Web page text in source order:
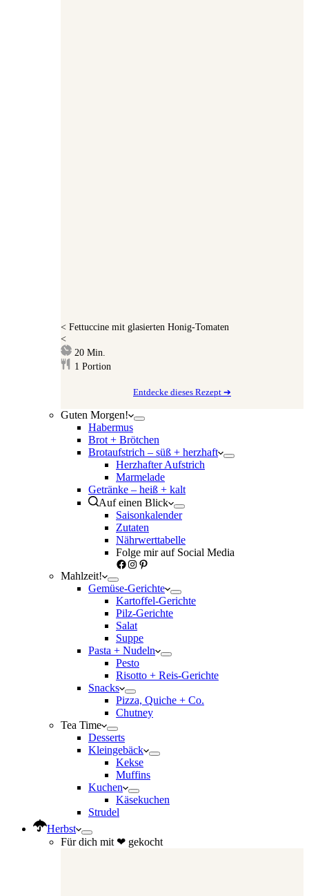
< Fettuccine mit glasierten Honig-Tomaten
<
20Minuten
Min.
1 Portion
Entdecke dieses Rezept ➔
Guten Morgen!
Habermus
Brot + Brötchen
Brotaufstrich – süß + herzhaft
Herzhafter Aufstrich
Marmelade
Getränke – heiß + kalt
Auf einen Blick
Saisonkalender
Zutaten
Nährwerttabelle
Folge mir auf Social Media
Facebook
Instagram
Pinterest
Mahlzeit!
Gemüse-Gerichte
Kartoffel-Gerichte
Pilz-Gerichte
Salat
Suppe
Pasta + Nudeln
Pesto
Risotto + Reis-Gerichte
Snacks
Pizza, Quiche + Co.
Chutney
Tea Time
Desserts
Kleingebäck
Kekse
Muffins
Kuchen
Käsekuchen
Strudel
Herbst
Für dich mit ❤ gekocht